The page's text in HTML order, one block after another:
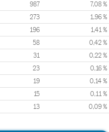
987 7,08 %
273 1,96 %
196 1,41 %
58 0,42 %
31 0,22 %
23 0,16 %
19 0,14 %
15 0,11 %
13 0,09 %